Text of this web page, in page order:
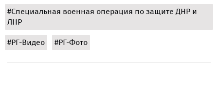
#Специальная военная операция по защите ДНР и
ЛНР
#РГ-Видео #РГ-Фото